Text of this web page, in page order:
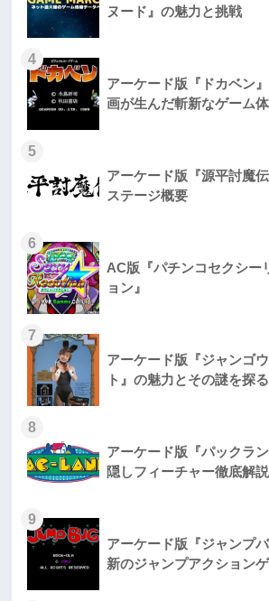
ヌード』の魅力と挑戦
4
アーケード版『ドカベン
画が生んだ斬新なゲーム
5
アーケード版『源平討魔
ステージ概要
6
AC版『パチンコセクシー
ョン』
7
アーケード版『ジャンゴ
ト』の魅力とその謎を探る
8
アーケード版『パックラ
隠しフィーチャー徹底解説
9
アーケード版『ジャンプ
新のジャンプアクション